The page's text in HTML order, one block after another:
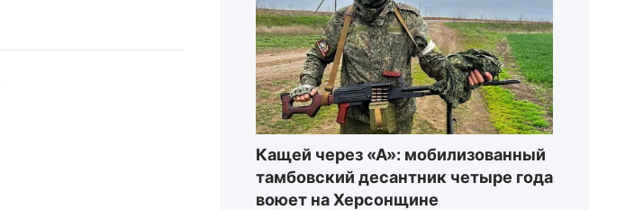
Кащей через «А»: мобилизованный
тамбовский десантник четыре года
воюет на Херсонщине